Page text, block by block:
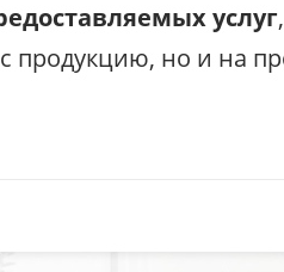
услуг
продукцию, но и на